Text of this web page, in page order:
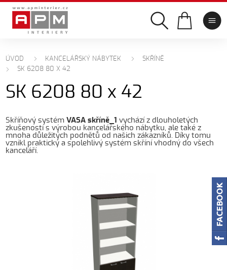
ÚVOD KANCELÁŘSKÝ NÁBYTEK
SKŘÍNĚ
SK 6208 80 X 42
SK 6208 80 x 42
Skříňový systémVASA skříně_1 vychází z dlouholetých
zkušeností s výrobou kancelářského nábytku, ale také z
mnoha důležitých podnětů od našich zákazníků. Díky tomu
vznikl praktický a spolehlivý systém skříní vhodný do všech
kanceláří.